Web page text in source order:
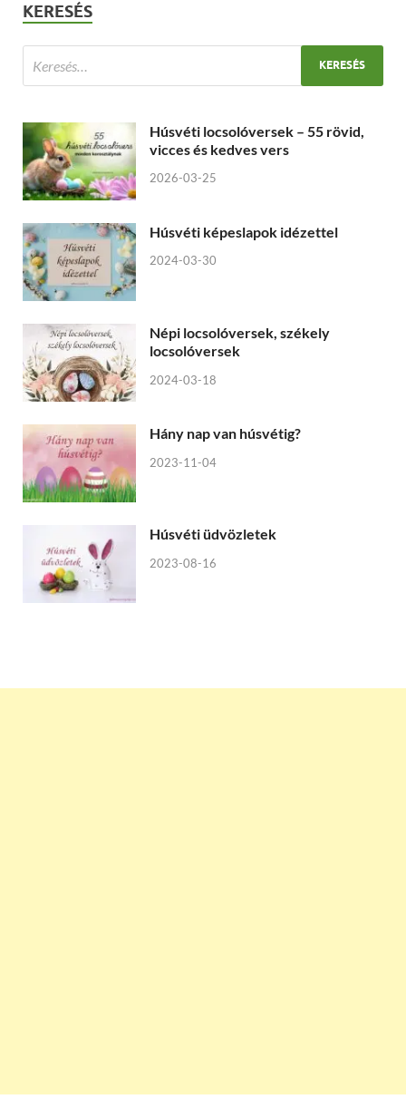
KERESÉS
Húsvéti locsolóversek – 55 rövid,
vicces és kedves vers
2026-03-25
Húsvéti képeslapok idézettel
2024-03-30
Népi locsolóversek, székely
locsolóversek
2024-03-18
Hány nap van húsvétig?
2023-11-04
Húsvéti üdvözletek
2023-08-16